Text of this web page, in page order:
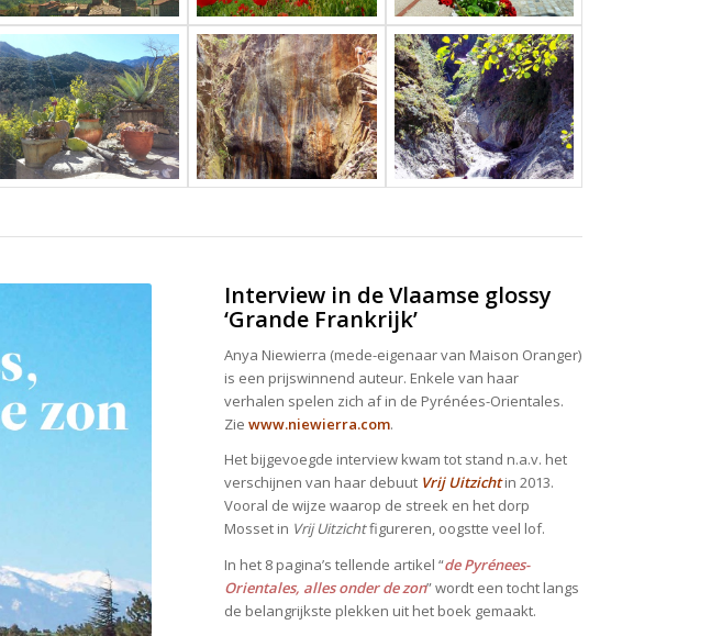
Interview in de Vlaamse glossy
‘Grande Frankrijk’
Anya Niewierra (mede-eigenaar van Maison Oranger)
is een prijswinnend auteur. Enkele van haar
verhalen spelen zich af in de Pyrénées-Orientales.
Ziewww.niewierra.com.
Het bijgevoegde interview kwam tot stand n.a.v. het
verschijnen van haar debuut Vrij Uitzichtin 2013.
Vooral de wijze waarop de streek en het dorp
Mosset in Vrij Uitzichtfigureren, oogstte veel lof.
In het 8 pagina’s tellende artikel “de Pyrénees-
Orientales, alles onder de zon” wordt een tocht langs
de belangrijkste plekken uit het boek gemaakt.